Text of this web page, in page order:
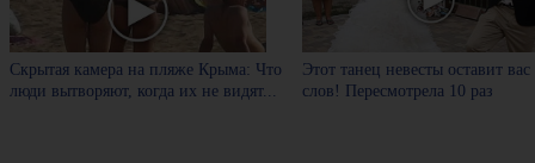
Скрытая камера на пляже Крыма: Что
люди вытворяют, когда их не видят...
Этот танец невесты оставит вас
слов! Пересмотрела 10 раз